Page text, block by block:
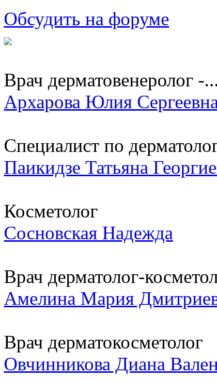
Обсудить на форуме
Врач дерматовенеролог -
Архарова Юлия
Специалист по
Паикидзе Татьяна
Косметолог
Сосновская Надежда
Врач дерматолог-
Амелина Мария
Врач дерматокосметолог
Овчинникова Диана